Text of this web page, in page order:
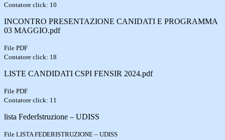
Contatore click: 10
INCONTRO PRESENTAZIONE CANIDATI E PROGRAMMA
03 MAGGIO.pdf
File PDF
Contatore click: 18
LISTE CANDIDATI CSPI FENSIR 2024.pdf
File PDF
Contatore click: 11
lista FederIstruzione – UDISS
File LISTA FEDERISTRUZIONE – UDISS